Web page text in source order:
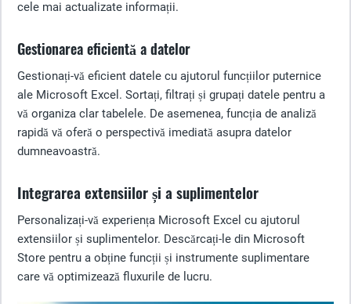
cele mai actualizate informații.
Gestionarea eficientă a datelor
Gestionați-vă eficient datele cu ajutorul funcțiilor puternice
ale Microsoft Excel. Sortați, filtrați și grupați datele pentru a
vă organiza clar tabelele. De asemenea, funcția de analiză
rapidă vă oferă o perspectivă imediată asupra datelor
dumneavoastră.
Integrarea extensiilor și a suplimentelor
Personalizați-vă experiența Microsoft Excel cu ajutorul
extensiilor și suplimentelor. Descărcați-le din Microsoft
Store pentru a obține funcții și instrumente suplimentare
care vă optimizează fluxurile de lucru.